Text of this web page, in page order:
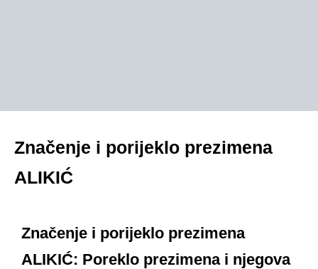
Značenje i porijeklo prezimena
ALIKIĆ
Značenje i porijeklo prezimena
ALIKIĆ: Poreklo prezimena i njegova